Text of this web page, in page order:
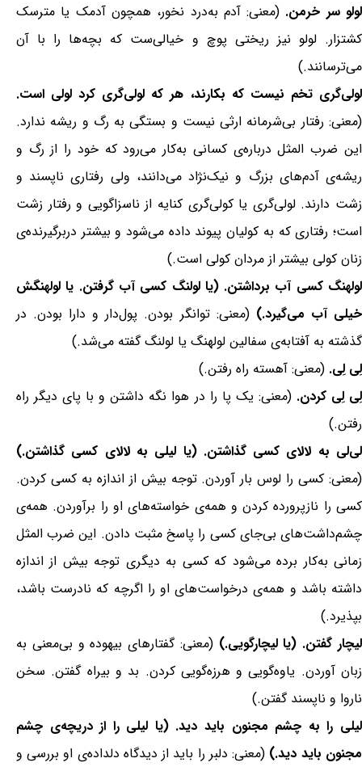
لولو سر خرمن. (معنی: آدم به‌درد نخور، همچون آدمک یا مترسک
کشتزار. لولو نیز ریختی پوچ و خیالی‌ست که بچه‌ها را با آن
می‌ترسانند.)
لولی‌گری تخم نیست که بکارند، هر که لولی‌گری کرد لولی است.
(معنی: رفتار بی‌شرمانه ارثی نیست و بستگی به رگ و ریشه ندارد.
این ضرب المثل درباره‌ی کسانی به‌کار می‌رود که خود را از رگ و
ریشه‌ی آدم‌های بزرگ و نیک‌نژاد می‌دانند، ولی رفتاری ناپسند و
زشت دارند. لولی‌گری یا کولی‌گری کنایه از ناسزاگویی و رفتار زشت
است؛ رفتاری که به کولیان پیوند داده می‌شود و بیشتر دربرگیرنده‌ی
زنان کولی بیشتر از مردان کولی است.)
لولهنگ کسی آب برداشتن. (یا لولنگ کسی آب گرفتن. یا لولهنگش
خیلی آب می‌گیرد.) (معنی: توانگر بودن. پول‌دار و دارا بودن. در
گذشته به آفتابه‌ی سفالین لولهنگ یا لولنگ گفته می‌شد.)
لِی لِی. (معنی: آهسته راه رفتن.)
لِی لِی کردن. (معنی: یک پا را در هوا نگه داشتن و با پای دیگر راه
رفتن.)
لی‌لی به لالای کسی گذاشتن. (یا لیلی به لالای کسی گذاشتن.)
(معنی: کسی را لوس بار آوردن. توجه بیش از اندازه به کسی کردن.
کسی را نازپرورده کردن و همه‌ی خواسته‌های او را برآوردن. همه‌ی
چشم‌داشت‌های بی‌جای کسی را پاسخ مثبت دادن. این ضرب المثل
زمانی به‌کار برده می‌شود که کسی به دیگری توجه بیش از اندازه
داشته باشد و همه‌ی درخواست‌های او را اگرچه که نادرست باشد،
بپذیرد.)
لیچار گفتن. (یا لیچارگویی.) (معنی: گفتارهای بیهوده و بی‌معنی به
زبان آوردن. یاوه‌گویی و هرزه‌گویی کردن. بد و بیراه گفتن. سخن
ناروا و ناپسند گفتن.)
لیلی را به چشم مجنون باید دید. (یا لیلی را از دریچه‌ی چشم
مجنون باید دید.) (معنی: دلبر را باید از دیدگاه دلداده‌ی او بررسی و